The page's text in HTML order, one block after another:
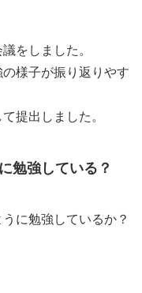
をしました。
の様子が振り返りやす
提出しました。
勉強している？
に勉強しているか？